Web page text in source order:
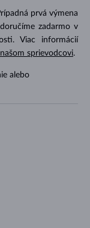
prvá výmena
zadarmo v
Viac informácií
sprievodcovi.
alebo